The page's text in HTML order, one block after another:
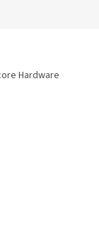
Hardware